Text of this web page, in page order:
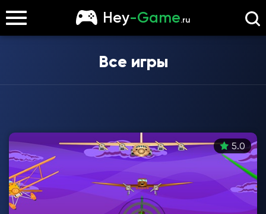
Hey-Game.ru
Все игры
5.0